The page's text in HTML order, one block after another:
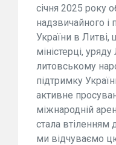
січня 2025 року
надзвичайного
України в
міністерці,
литовському
підтримку
активне
міжнародній
стала втіленням
ми відчуваємо